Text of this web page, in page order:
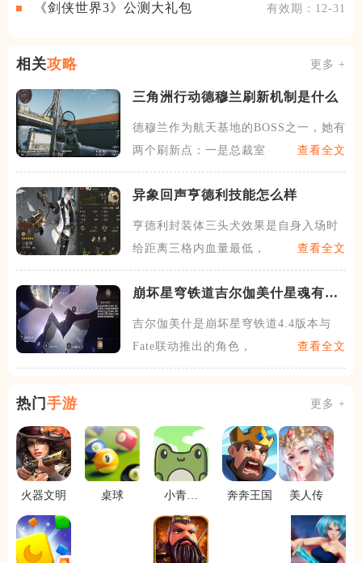
《剑侠世界3》公测大礼包 有效期：12-31
相关攻略 更多 +
三角洲行动德穆兰刷新机制是什么
德穆兰作为航天基地的BOSS之一，她有
两个刷新点：一是总裁室
查看全文
异象回声​亨德利技能怎么样
亨德利封装体三头犬效果是自身入场时
给距离三格内血量最低，未持
查看全文
崩坏星穹铁道吉尔伽美什星魂有什
吉尔伽美什是崩坏星穹铁道4.4版本与
Fate联动推出的角色，
查看全文
热门 手游 更多 +
火器文明 桌球
小青蛙
奔奔王国 美人传